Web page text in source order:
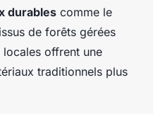
durables comme le
de forêts gérées
locales offrent une
traditionnels plus